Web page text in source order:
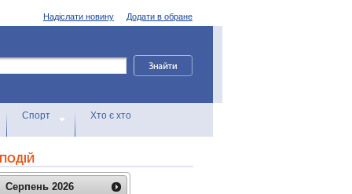
Додати в обране
Надіслати новину
Спорт Хто є хто
Серпень 2026